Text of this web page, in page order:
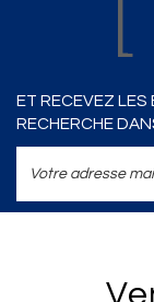
ET RECEVEZ
RECHERCHE
Vente et location